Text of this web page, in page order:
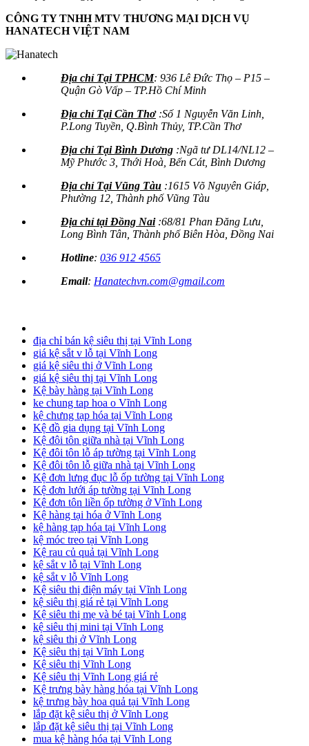
CÔNG TY TNHH MTV THƯƠNG MẠI DỊCH VỤ
HANATECH VIỆT NAM
Địa chỉ Tại TPHCM: 936 Lê Đức Thọ – P15 –
Quận Gò Vấp – TP.Hồ Chí Minh
Địa chỉ Tại Cần Thơ:Số 1 Nguyễn Văn Linh,
P.Long Tuyền, Q.Bình Thủy, TP.Cần Thơ
Địa chỉ Tại Bình Dương :Ngã tư DL14/NL12 –
Mỹ Phước 3, Thới Hoà, Bến Cát, Bình Dương
Địa chỉ Tại Vũng Tàu :1615 Võ Nguyên Giáp,
Phường 12, Thành phố Vũng Tàu
Địa chỉ tại Đồng Nai:68/81 Phan Đăng Lưu,
Long Bình Tân, Thành phố Biên Hòa, Đồng Nai
Hotline: 036 912 4565
Email: Hanatechvn.com@gmail.com
địa chỉ bán kệ siêu thị tại Vĩnh Long
giá kệ sắt v lỗ tại Vĩnh Long
giá kệ siêu thị ở Vĩnh Long
giá kệ siêu thị tại Vĩnh Long
Kệ bày hàng tại Vĩnh Long
ke chung tap hoa o Vĩnh Long
kệ chưng tạp hóa tại Vĩnh Long
Kệ đồ gia dụng tại Vĩnh Long
Kệ đôi tôn giữa nhà tại Vĩnh Long
Kệ đôi tôn lỗ áp tường tại Vĩnh Long
Kệ đôi tôn lỗ giữa nhà tại Vĩnh Long
Kệ đơn lưng đục lỗ ốp tường tại Vĩnh Long
Kệ đơn lưới áp tường tại Vĩnh Long
Kệ đơn tôn liền ốp tường ở Vĩnh Long
Kệ hàng tại hóa ở Vĩnh Long
kệ hàng tạp hóa tại Vĩnh Long
kệ móc treo tại Vĩnh Long
Kệ rau củ quả tại Vĩnh Long
kệ sắt v lỗ tại Vĩnh Long
kệ sắt v lỗ Vĩnh Long
Kệ siêu thị điện máy tại Vĩnh Long
kệ siêu thị giá rẻ tại Vĩnh Long
Kệ siêu thị mẹ và bé tại Vĩnh Long
kệ siêu thị mini tại Vĩnh Long
kệ siêu thị ở Vĩnh Long
Kệ siêu thị tại Vĩnh Long
Kệ siêu thị Vĩnh Long
Kệ siêu thị Vĩnh Long giá rẻ
Kệ trưng bày hàng hóa tại Vĩnh Long
kệ trưng bày hoa quả tại Vĩnh Long
lắp đặt kệ siêu thị ở Vĩnh Long
lắp đặt kệ siêu thị tại Vĩnh Long
mua kệ hàng hóa tại Vĩnh Long